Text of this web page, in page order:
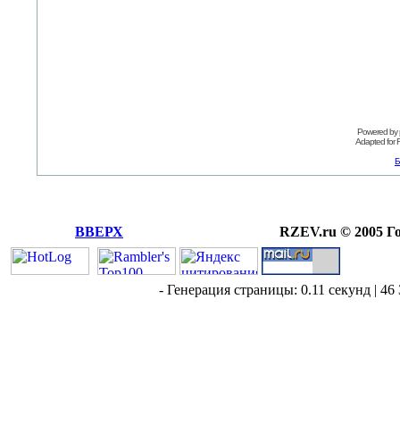
Powered by
Adapted for
ВВЕРХ RZEV.ru © 2005
- Генерация страницы: 0.11 секунд |